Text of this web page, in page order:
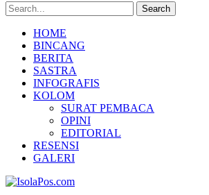
HOME
BINCANG
BERITA
SASTRA
INFOGRAFIS
KOLOM
SURAT PEMBACA
OPINI
EDITORIAL
RESENSI
GALERI